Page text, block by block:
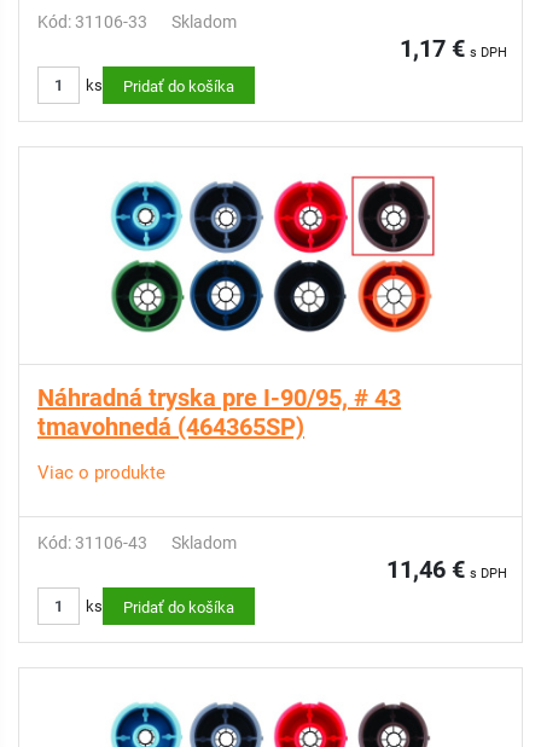
Kód: 31106-33 Skladom
1,17 € s DPH
ks Pridať do košíka
Náhradná tryska pre I-90/95, # 43
tmavohnedá (464365SP)
Viac o produkte
Kód: 31106-43 Skladom
11,46 € s DPH
ks Pridať do košíka